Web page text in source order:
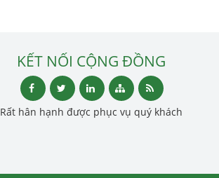
KẾT NỐI CỘNG ĐỒNG
Rất hân hạnh được phục vụ quý khách